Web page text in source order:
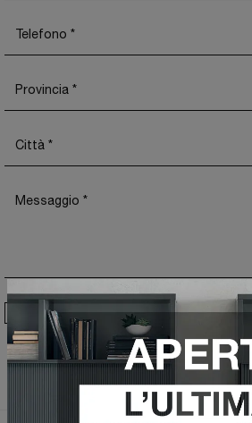
Ho preso visione della Privacy Policy